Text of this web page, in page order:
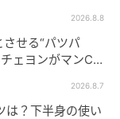
2026.8.8
せる“パツパ
ェヨンがマンC対
2026.8.7
は？下半身の使い